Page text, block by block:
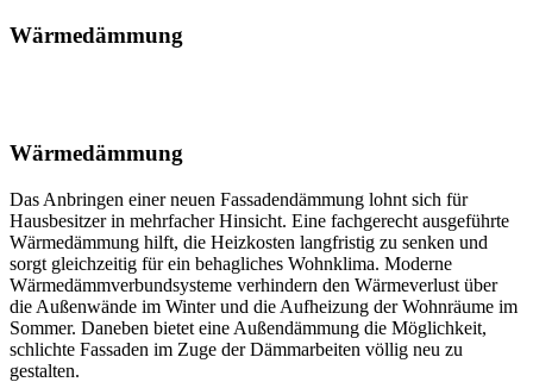
Wärmedämmung
Wärmedämmung
Das Anbringen einer neuen Fassadendämmung lohnt sich für
Hausbesitzer in mehrfacher Hinsicht. Eine fachgerecht ausgeführte
Wärmedämmung hilft, die Heizkosten langfristig zu senken und
sorgt gleichzeitig für ein behagliches Wohnklima. Moderne
Wärmedämmverbundsysteme verhindern den Wärmeverlust über
die Außenwände im Winter und die Aufheizung der Wohnräume im
Sommer. Daneben bietet eine Außendämmung die Möglichkeit,
schlichte Fassaden im Zuge der Dämmarbeiten völlig neu zu
gestalten.